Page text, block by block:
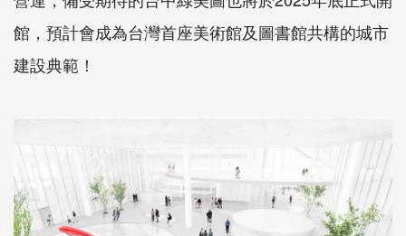
館，預計會成為台灣首座美術館及圖書館共構的城市
建設典範！